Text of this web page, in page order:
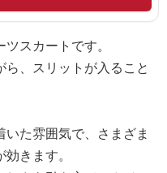
スカートです。
、スリットが入ること
た雰囲気で、さまざま
きます。